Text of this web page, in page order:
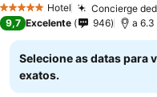
5 Estrelas Hotel Concierge
9,7 Excelente 946 a 6.3
Selecione as datas para
exatos.